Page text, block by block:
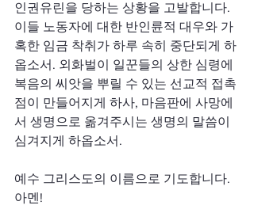
인권유린을 당하는 상황을 고발합니다.
이들 노동자에 대한 반인륜적 대우와 가
혹한 임금 착취가 하루 속히 중단되게 하
옵소서. 외화벌이 일꾼들의 상한 심령에
복음의 씨앗을 뿌릴 수 있는 선교적 접촉
점이 만들어지게 하사, 마음판에 사망에
서 생명으로 옮겨주시는 생명의 말씀이
심겨지게 하옵소서.
예수 그리스도의 이름으로 기도합니다.
아멘!